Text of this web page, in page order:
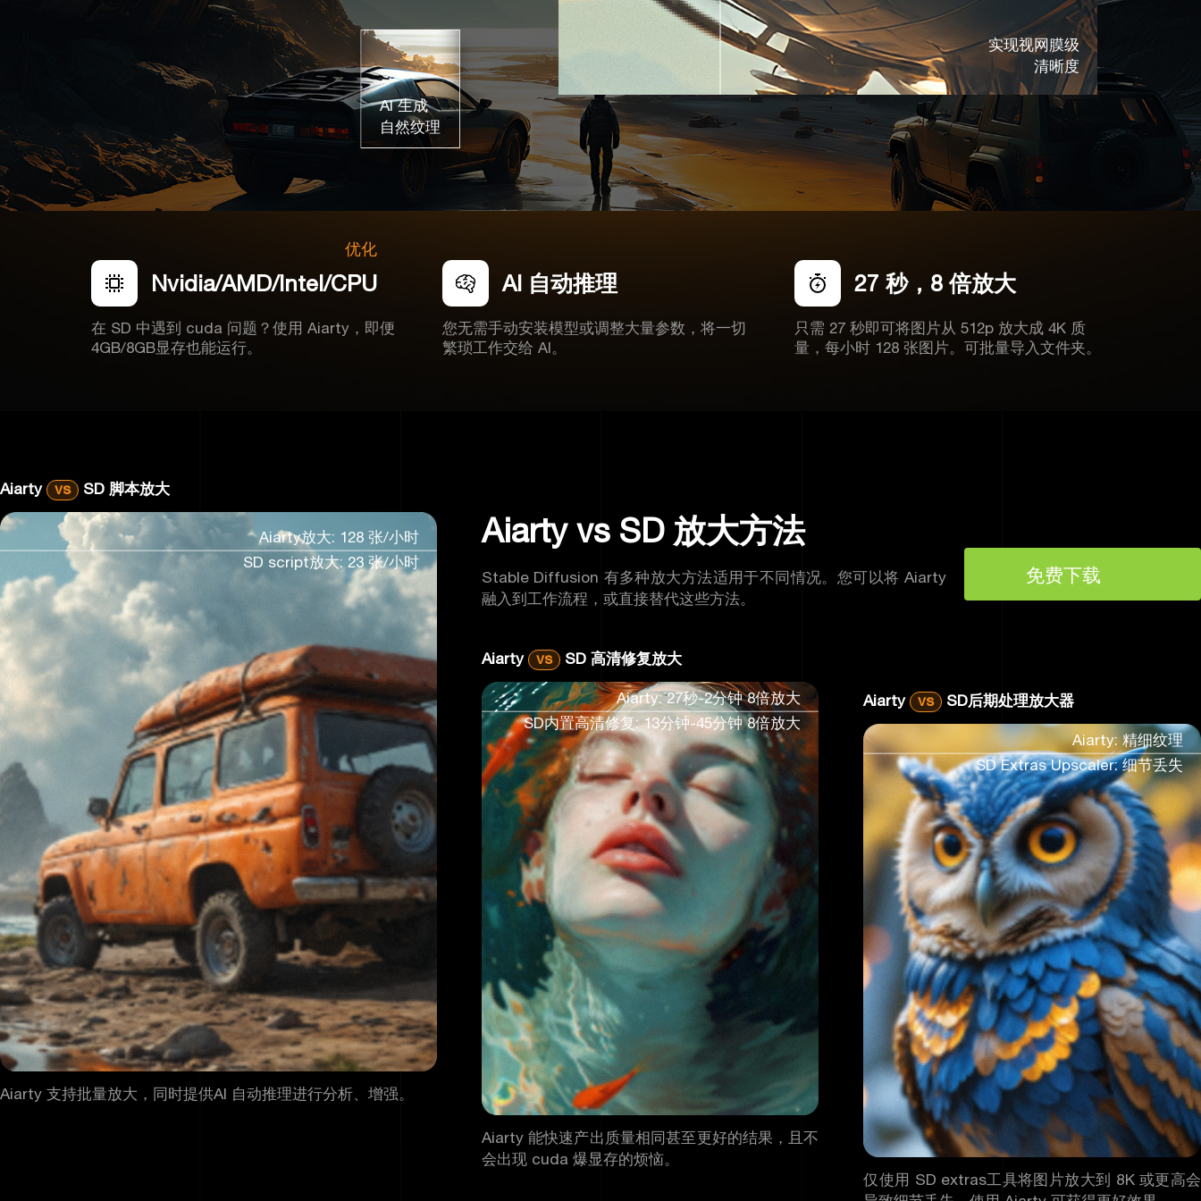
AI 生成
自然纹理
实现视网膜级
清晰度
Nvidia/AMD/Intel/CPU
优化
在 SD 中遇到 cuda 问题？使用 Aiarty，即便
4GB/8GB显存也能运行。
AI 自动推理
您无需手动安装模型或调整大量参数，将一切
繁琐工作交给 AI。
27 秒，8 倍放大
只需 27 秒即可将图片从 512p 放大成 4K 质
量，每小时 128 张图片。可批量导入文件夹。
Aiarty vs SD 脚本放大
Aiarty放大: 128 张/小时
SD script放大: 23 张/小时
Aiarty 支持批量放大，同时提供AI 自动推理进行分析、增强。
Aiarty vs SD 放大方法
Stable Diffusion 有多种放大方法适用于不同情况。您可以将 Aiarty
融入到工作流程，或直接替代这些方法。
免费下载
Aiarty vs SD 高清修复放大
Aiarty: 27秒-2分钟 8倍放大
SD内置高清修复: 13分钟-45分钟 8倍放大
Aiarty 能快速产出质量相同甚至更好的结果，且不
会出现 cuda 爆显存的烦恼。
Aiarty vs SD后期处理放大器
Aiarty: 精细纹理
SD Extras Upscaler: 细节丢失
仅使用 SD extras工具将图片放大到 8K 或更高会